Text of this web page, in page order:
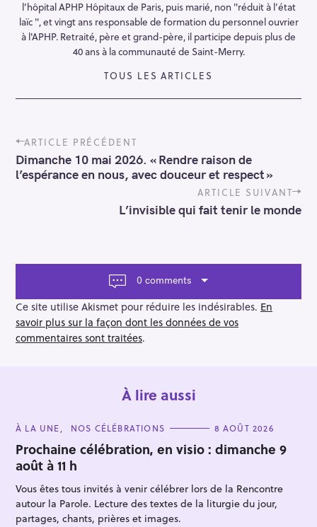
l’hôpital APHP Hôpitaux de Paris, puis marié, non "réduit à l’état
laïc ", et vingt ans responsable de formation du personnel ouvrier
à l'APHP. Retraité, père et grand-père, il participe depuis plus de
40 ans à la communauté de Saint-Merry.
TOUS LES ARTICLES
P
o
s
t
a
o
n
ARTICLE PRÉCÉDENT
Dimanche 10 mai 2026. « Rendre raison de
l’espérance en nous, avec douceur et respect »
ARTICLE SUIVANT
L’invisible qui fait tenir le monde
0 comments
Ce site utilise Akismet pour réduire les indésirables. En
savoir plus sur la façon dont les données de vos
commentaires sont traitées.
À lire aussi
C
T
E
G
O
R
I
E
S
À LA UNE NOS CÉLÉBRATIONS 8 AOÛT 2026
Prochaine célébration, en visio : dimanche 9
août à 11 h
Vous êtes tous invités à venir célébrer lors de la Rencontre
autour la Parole. Lecture des textes de la liturgie du jour,
partages, chants, prières et images.